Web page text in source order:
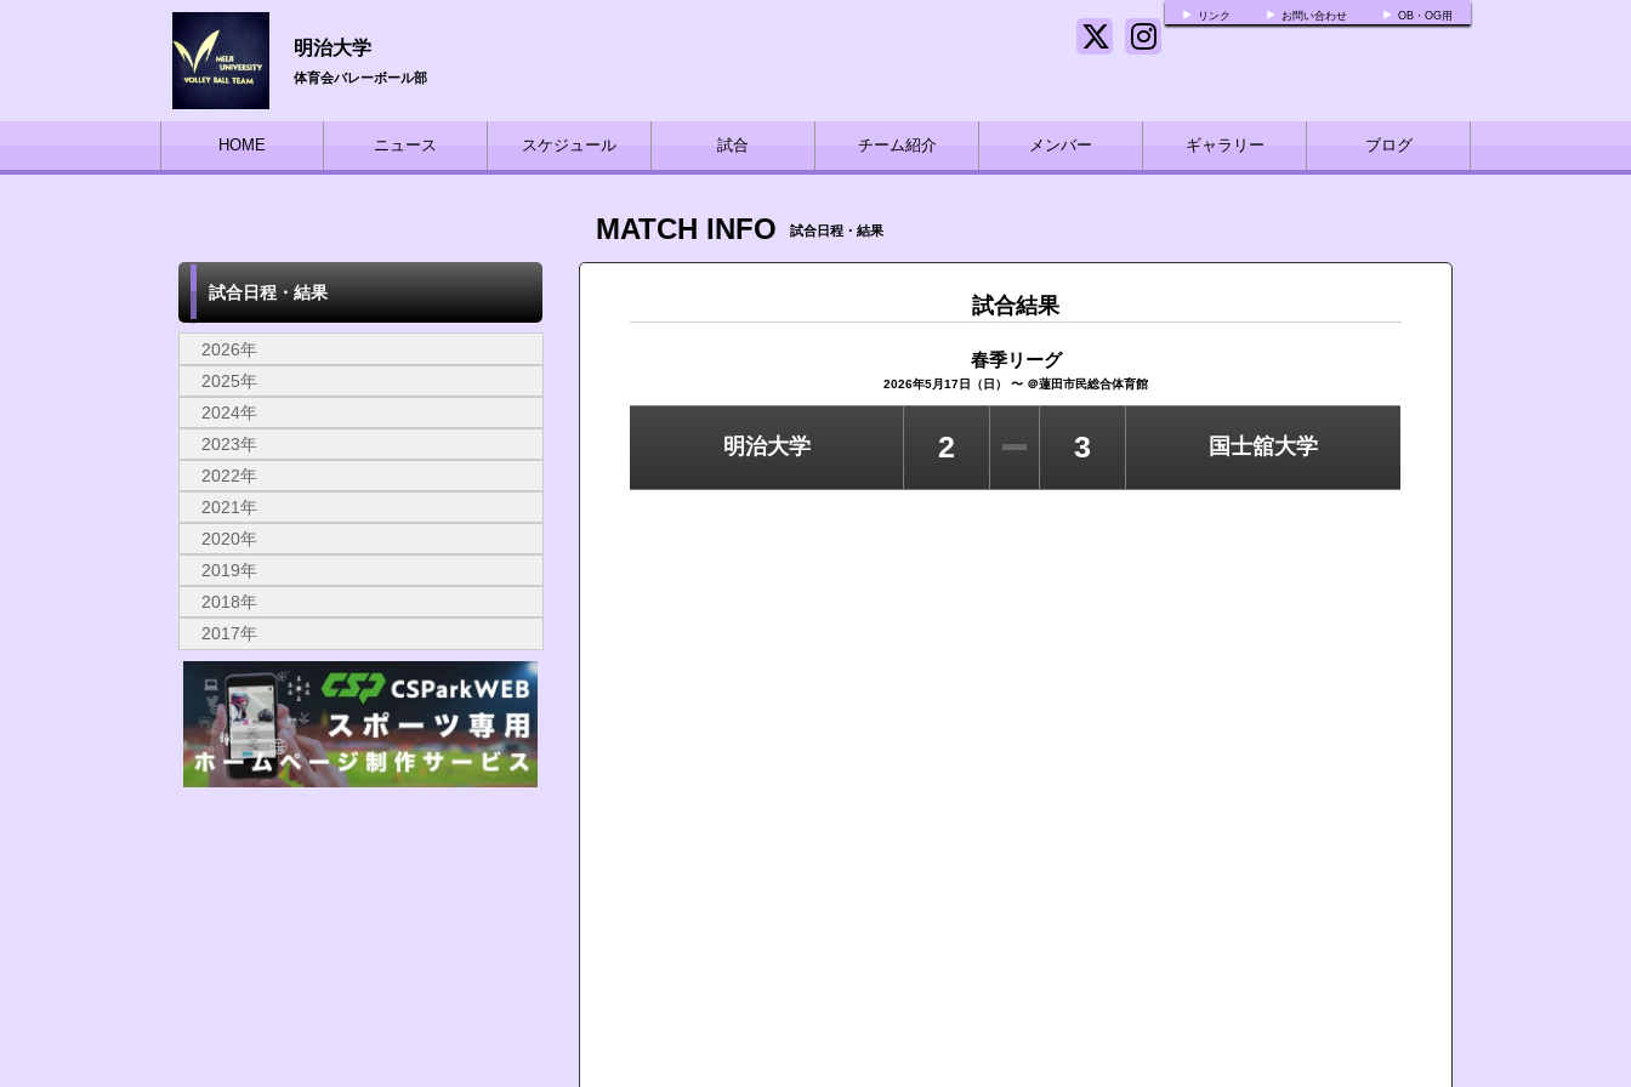
リンク お問い合わせ OB・OG用
明治大学
体育会バレーボール部
HOME ニュース スケジュール 試合 チーム紹介 メンバー ギャラリー ブログ
試合日程・結果
2026年
2025年
2024年
2023年
2022年
2021年
2020年
2019年
2018年
2017年
MATCH INFO 試合日程・結果
試合結果
春季リーグ
2026年5月17日（日） 〜 ＠蓮田市民総合体育館
明治大学 2 3 国士舘大学